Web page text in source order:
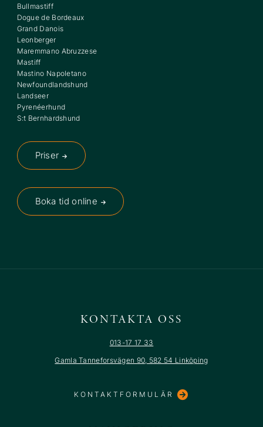
Bullmastiff
Dogue de Bordeaux
Grand Danois
Leonberger
Maremmano Abruzzese
Mastiff
Mastino Napoletano
Newfoundlandshund
Landseer
Pyrenéerhund
S:t Bernhardshund
Priser
Boka tid online
KONTAKTA OSS
013-17 17 33
Gamla Tanneforsvägen 90, 582 54 Linköping
KONTAKTFORMULÄR